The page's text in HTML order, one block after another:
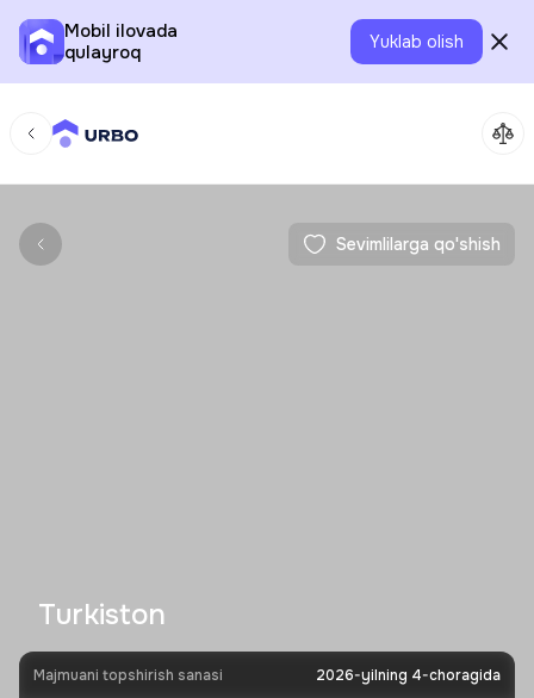
Mobil ilovada
qulayroq
Yuklab olish
Sevimlilarga qo'shish
Turkiston
Majmuani topshirish sanasi 2026-yilning 4-choragida